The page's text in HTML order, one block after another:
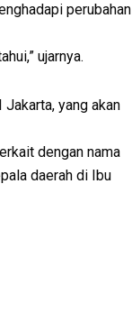
perubahan
ujarnya.
yang akan
dengan nama
daerah di Ibu